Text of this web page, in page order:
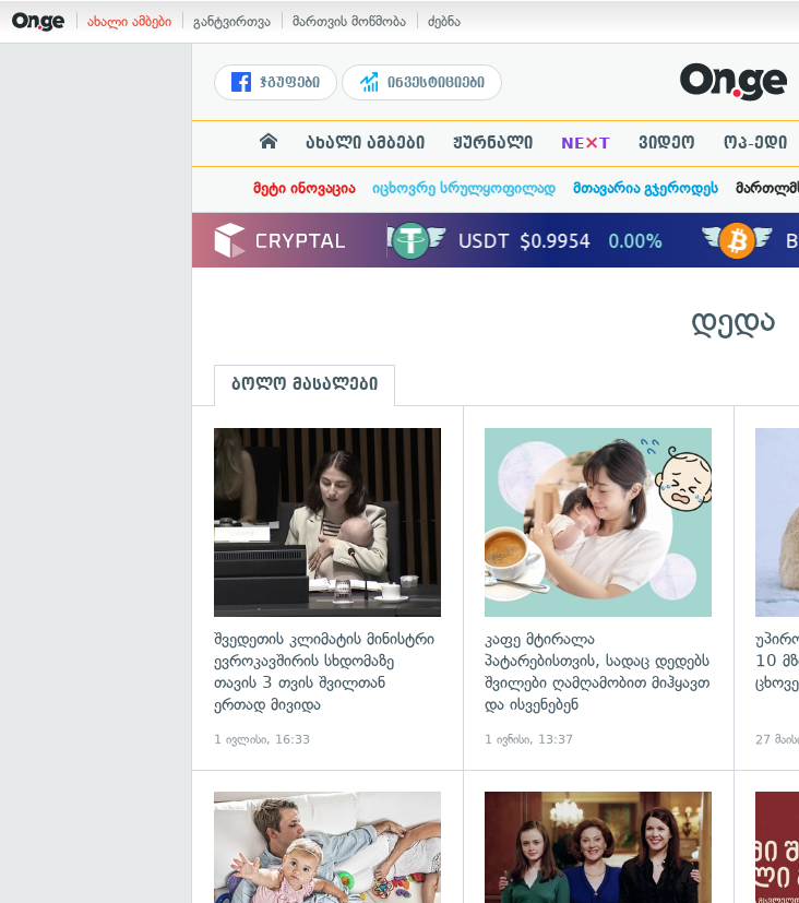
ახალი ამბები განტვირთვა მართვის მოწმობა ძებნა
ჯგუფები ინვესტიციები
ახალი ამბები ჟურნალი NE×T ვიდეო ოპ-ედი
მეტი ინოვაცია იცხოვრე სრულყოფილად მთავარია გჯეროდეს
დედა
ბოლო მასალები
გადახედვა
შვედეთის კლიმატის მინისტრი
ევროკავშირის სხდომაზე
თავის 3 თვის შვილთან
ერთად მივიდა
1 ივლისი, 16:33
კაფე მტირალა
პატარებისთვის, სადაც დედებს
შვილები ღამღამობით მიჰყავთ
და ისვენებენ
1 ივნისი, 13:37
10
27